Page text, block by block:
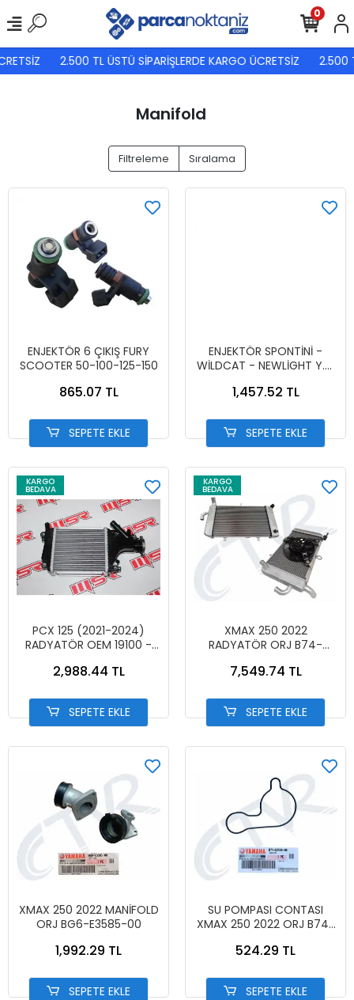
2.500 TL ÜSTÜ SİPARİŞLERDE KARGO ÜCRETSİZ 2.500
0
Manifold
Filtreleme Sıralama
ENJEKTÖR 6 ÇIKIŞ FURY
SCOOTER 50-100-125-150
865.07 TL
SEPETE EKLE
ENJEKTÖR SPONTİNİ -
WİLDCAT - NEWLİGHT Y.M
1,457.52 TL
SEPETE EKLE
KARGO
BEDAVA
PCX 125 (2021-2024)
RADYATÖR OEM 19100 -
2,988.44 TL
SEPETE EKLE
KARGO
BEDAVA
XMAX 250 2022
RADYATÖR ORJ B74-
7,549.74 TL
SEPETE EKLE
XMAX 250 2022 MANİFOLD
ORJ BG6-E3585-00
1,992.29 TL
SEPETE EKLE
SU POMPASI CONTASI
XMAX 250 2022 ORJ B74-
524.29 TL
SEPETE EKLE